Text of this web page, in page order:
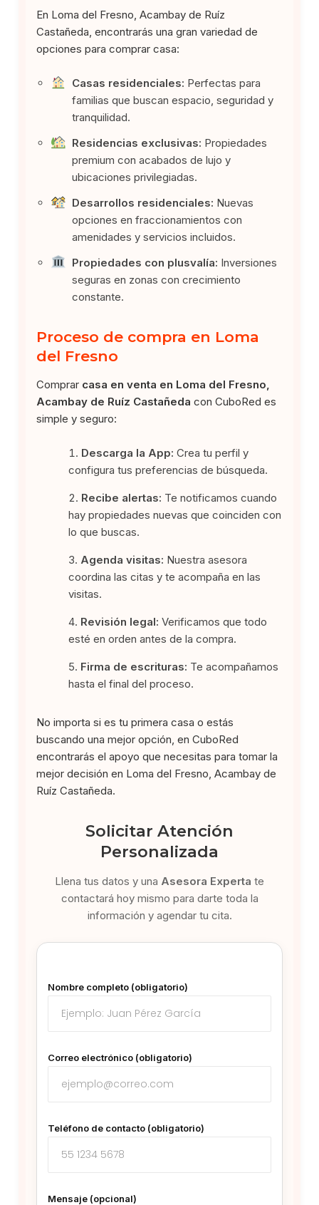
En Loma del Fresno, Acambay de Ruíz
Castañeda, encontrarás una gran variedad de
opciones para comprar casa:
Casas residenciales: Perfectas para
familias que buscan espacio, seguridad y
tranquilidad.
Residencias exclusivas: Propiedades
premium con acabados de lujo y
ubicaciones privilegiadas.
Desarrollos residenciales: Nuevas
opciones en fraccionamientos con
amenidades y servicios incluidos.
Propiedades con plusvalía: Inversiones
seguras en zonas con crecimiento
constante.
Proceso de compra en Loma
del Fresno
Comprar casa en venta en Loma del Fresno,
Acambay de Ruíz Castañeda con CuboRed es
simple y seguro:
Descarga la App: Crea tu perfil y
configura tus preferencias de búsqueda.
Recibe alertas: Te notificamos cuando
hay propiedades nuevas que coinciden con
lo que buscas.
Agenda visitas: Nuestra asesora
coordina las citas y te acompaña en las
visitas.
Revisión legal: Verificamos que todo
esté en orden antes de la compra.
Firma de escrituras: Te acompañamos
hasta el final del proceso.
No importa si es tu primera casa o estás
buscando una mejor opción, en CuboRed
encontrarás el apoyo que necesitas para tomar la
mejor decisión en Loma del Fresno, Acambay de
Ruíz Castañeda.
Solicitar Atención
Personalizada
Llena tus datos y una Asesora Experta te
contactará hoy mismo para darte toda la
información y agendar tu cita.
Nombre completo (obligatorio)
Correo electrónico (obligatorio)
Teléfono de contacto (obligatorio)
Mensaje (opcional)